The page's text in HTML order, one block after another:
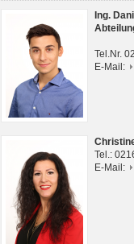
Ing.
Tel.Nr.
E-Mail:
Tel.:
E-Mail: